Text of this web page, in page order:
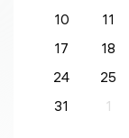
10
11
17
18
24
25
31
1